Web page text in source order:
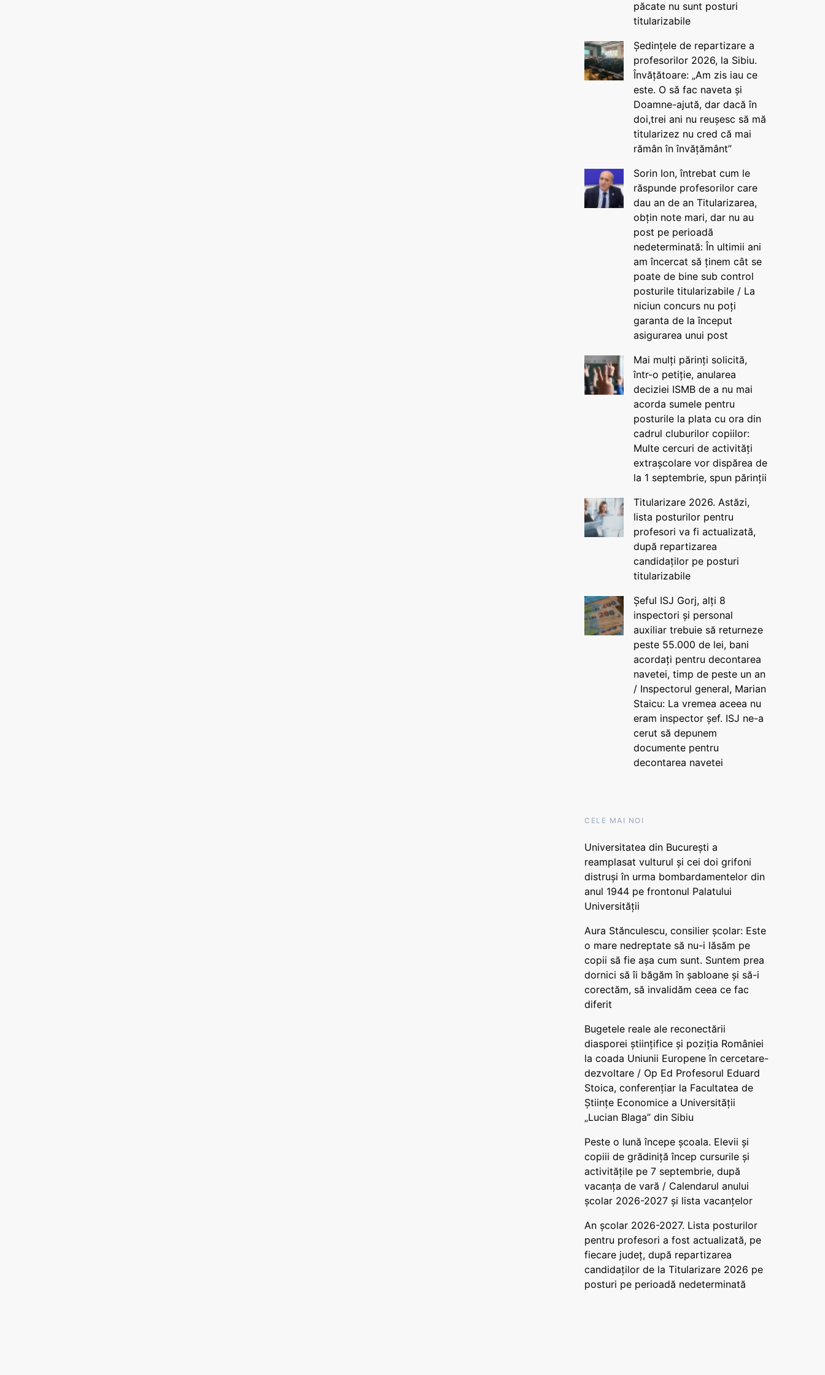
păcate nu sunt posturi
titularizabile
Ședințele de repartizare a
profesorilor 2026, la Sibiu.
Învățătoare: „Am zis iau ce
este. O să fac naveta și
Doamne-ajută, dar dacă în
doi,trei ani nu reușesc să mă
titularizez nu cred că mai
rămân în învățământ”
Sorin Ion, întrebat cum le
răspunde profesorilor care
dau an de an Titularizarea,
obțin note mari, dar nu au
post pe perioadă
nedeterminată: În ultimii ani
am încercat să ținem cât se
poate de bine sub control
posturile titularizabile / La
niciun concurs nu poți
garanta de la început
asigurarea unui post
Mai mulți părinți solicită,
într-o petiție, anularea
deciziei ISMB de a nu mai
acorda sumele pentru
posturile la plata cu ora din
cadrul cluburilor copiilor:
Multe cercuri de activități
extrașcolare vor dispărea de
la 1 septembrie, spun părinții
Titularizare 2026. Astăzi,
lista posturilor pentru
profesori va fi actualizată,
după repartizarea
candidaților pe posturi
titularizabile
Șeful ISJ Gorj, alți 8
inspectori și personal
auxiliar trebuie să returneze
peste 55.000 de lei, bani
acordați pentru decontarea
navetei, timp de peste un an
/ Inspectorul general, Marian
Staicu: La vremea aceea nu
eram inspector șef. ISJ ne-a
cerut să depunem
documente pentru
decontarea navetei
CELE MAI NOI
Universitatea din București a
reamplasat vulturul și cei doi grifoni
distruși în urma bombardamentelor din
anul 1944 pe frontonul Palatului
Universității
Aura Stănculescu, consilier școlar: Este
o mare nedreptate să nu-i lăsăm pe
copii să fie așa cum sunt. Suntem prea
dornici să îi băgăm în șabloane și să-i
corectăm, să invalidăm ceea ce fac
diferit
Bugetele reale ale reconectării
diasporei științifice și poziția României
la coada Uniunii Europene în cercetare-
dezvoltare / Op Ed Profesorul Eduard
Stoica, conferențiar la Facultatea de
Științe Economice a Universității
„Lucian Blaga” din Sibiu
Peste o lună începe școala. Elevii și
copiii de grădiniță încep cursurile și
activitățile pe 7 septembrie, după
vacanța de vară / Calendarul anului
școlar 2026-2027 și lista vacanțelor
An școlar 2026-2027. Lista posturilor
pentru profesori a fost actualizată, pe
fiecare județ, după repartizarea
candidaților de la Titularizare 2026 pe
posturi pe perioadă nedeterminată